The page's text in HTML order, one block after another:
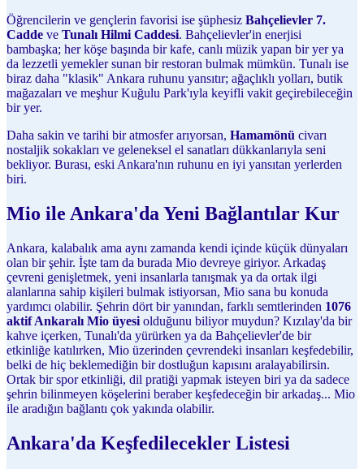
Öğrencilerin ve gençlerin favorisi ise şüphesiz Bahçelievler 7.
Cadde ve Tunalı Hilmi Caddesi. Bahçelievler'in enerjisi
bambaşka; her köşe başında bir kafe, canlı müzik yapan bir yer ya
da lezzetli yemekler sunan bir restoran bulmak mümkün. Tunalı ise
biraz daha "klasik" Ankara ruhunu yansıtır; ağaçlıklı yolları, butik
mağazaları ve meşhur Kuğulu Park'ıyla keyifli vakit geçirebileceğin
bir yer.
Daha sakin ve tarihi bir atmosfer arıyorsan, Hamamönü civarı
nostaljik sokakları ve geleneksel el sanatları dükkanlarıyla seni
bekliyor. Burası, eski Ankara'nın ruhunu en iyi yansıtan yerlerden
biri.
Mio ile Ankara'da Yeni Bağlantılar Kur
Ankara, kalabalık ama aynı zamanda kendi içinde küçük dünyaları
olan bir şehir. İşte tam da burada Mio devreye giriyor. Arkadaş
çevreni genişletmek, yeni insanlarla tanışmak ya da ortak ilgi
alanlarına sahip kişileri bulmak istiyorsan, Mio sana bu konuda
yardımcı olabilir. Şehrin dört bir yanından, farklı semtlerinden 1076
aktif Ankaralı Mio üyesi olduğunu biliyor muydun? Kızılay'da bir
kahve içerken, Tunalı'da yürürken ya da Bahçelievler'de bir
etkinliğe katılırken, Mio üzerinden çevrendeki insanları keşfedebilir,
belki de hiç beklemediğin bir dostluğun kapısını aralayabilirsin.
Ortak bir spor etkinliği, dil pratiği yapmak isteyen biri ya da sadece
şehrin bilinmeyen köşelerini beraber keşfedeceğin bir arkadaş... Mio
ile aradığın bağlantı çok yakında olabilir.
Ankara'da Keşfedilecekler Listesi